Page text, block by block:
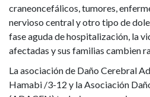
craneoncefálicos, tumores,
nervioso central y otro tipo de
fase aguda de hospitalización, la
afectadas y sus familias cambien
La asociación de Daño Cerebral
Hamabi /3-12 y la Asociación